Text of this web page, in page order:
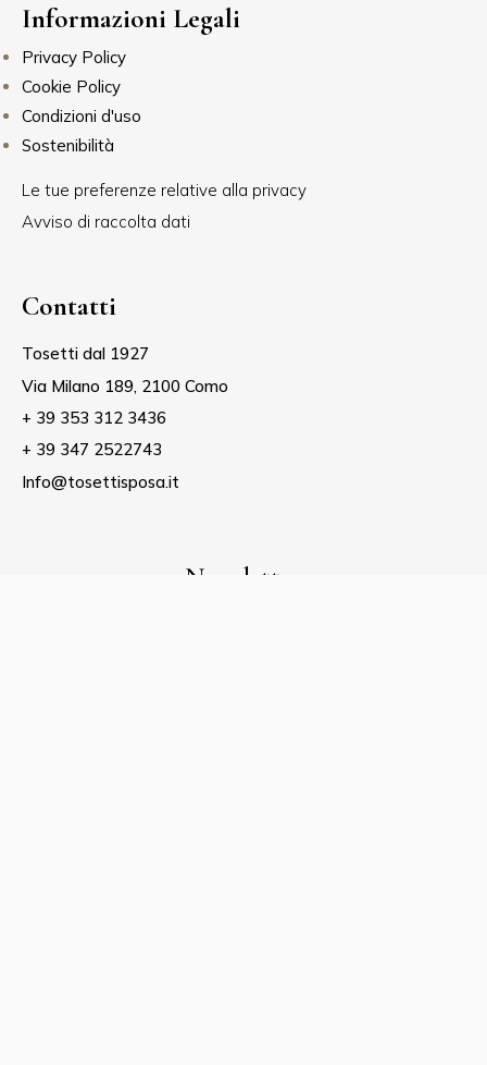
Informazioni Legali
Privacy Policy
Cookie Policy
Condizioni d'uso
Sostenibilità
Le tue preferenze relative alla privacy
Avviso di raccolta dati
Contatti
Tosetti dal 1927
Via Milano 189, 2100 Como
+ 39 353 312 3436
+ 39 347 2522743
Info@tosettisposa.it
Newsletter